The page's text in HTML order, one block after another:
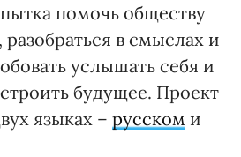
помочь обществу
разобраться в смыслах и
услышать себя и
будущее. Проект
языках – русском и